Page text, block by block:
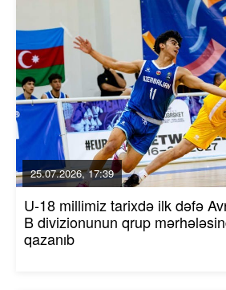
25.07.2026, 17:39
U-18 millimiz tarixdə ilk dəfə
B divizionunun qrup
qazanıb